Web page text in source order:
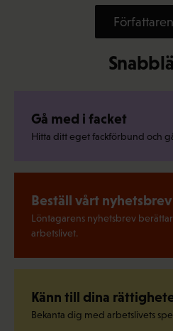
Gå med i facket
Hitta ditt eget fackförbund och
Beställ vårt nyhetsbrev
Löntagarens nyhetsbrev
arbetslivet.
Känn till dina
Bekanta dig med arbetslivets